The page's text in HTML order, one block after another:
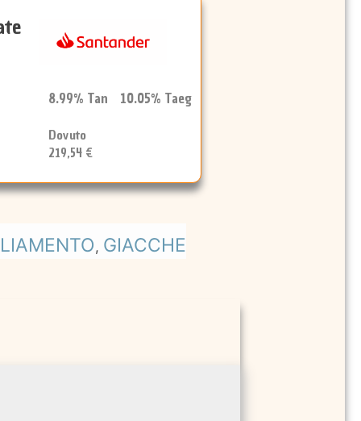
8.99% Tan 10.05% Taeg
Dovuto
219,54 €
, GIACCHE